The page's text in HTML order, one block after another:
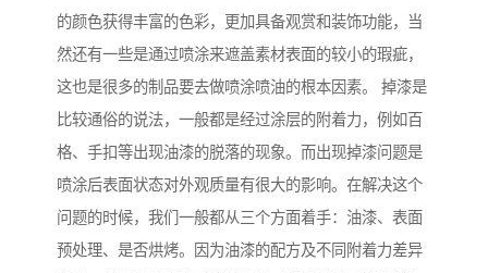
的颜色获得丰富的色彩，更加具备观赏和装饰功能，当
然还有一些是通过喷涂来遮盖素材表面的较小的瑕疵，
这也是很多的制品要去做喷涂喷油的根本因素。 掉漆是
比较通俗的说法，一般都是经过涂层的附着力，例如百
格、手扣等出现油漆的脱落的现象。而出现掉漆问题是
喷涂后表面状态对外观质量有很大的影响。在解决这个
问题的时候，我们一般都从三个方面着手：油漆、表面
预处理、是否烘烤。因为油漆的配方及不同附着力差异